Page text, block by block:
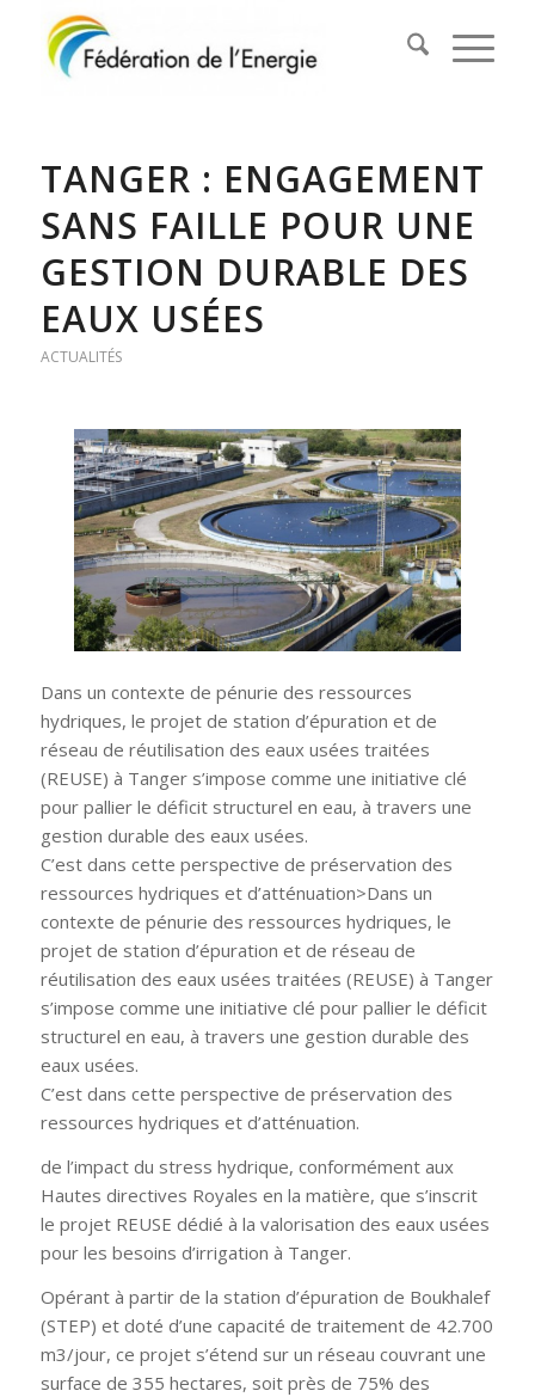
TANGER : ENGAGEMENT
SANS FAILLE POUR UNE
GESTION DURABLE DES
EAUX USÉES
ACTUALITÉS
Dans un contexte de pénurie des ressources
hydriques, le projet de station d’épuration et de
réseau de réutilisation des eaux usées traitées
(REUSE) à Tanger s’impose comme une initiative clé
pour pallier le déficit structurel en eau, à travers une
gestion durable des eaux usées.
C’est dans cette perspective de préservation des
ressources hydriques et d’atténuation>Dans un
contexte de pénurie des ressources hydriques, le
projet de station d’épuration et de réseau de
réutilisation des eaux usées traitées (REUSE) à Tanger
s’impose comme une initiative clé pour pallier le déficit
structurel en eau, à travers une gestion durable des
eaux usées.
C’est dans cette perspective de préservation des
ressources hydriques et d’atténuation.
de l’impact du stress hydrique, conformément aux
Hautes directives Royales en la matière, que s’inscrit
le projet REUSE dédié à la valorisation des eaux usées
pour les besoins d’irrigation à Tanger.
Opérant à partir de la station d’épuration de Boukhalef
(STEP) et doté d’une capacité de traitement de 42.700
m3/jour, ce projet s’étend sur un réseau couvrant une
surface de 355 hectares, soit près de 75% des